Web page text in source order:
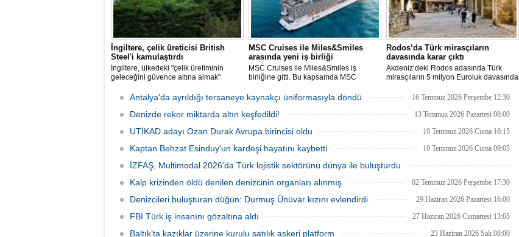
İngiltere, çelik üreticisi British
Steel'i kamulaştırdı
İngiltere, ülkedeki "çelik üretiminin
geleceğini güvence altına almak"
bünyesindeki çelik üreticisi British
Steel'i kamulaştırdı.
MSC Cruises ile Miles&Smiles
arasında yeni iş birliği
MSC Cruises ile Miles&Smiles iş
birliğine gitti. Bu kapsamda MSC
harcanan her 1 Euro için 1 mil kazanma
fırsatı sunulacak.
Rodos’da Türk mirasçıların
davasında karar çıktı
Akdeniz’deki Rodos adasında Türk
mirasçıların 5 milyon Euroluk davasında
Mahkemesi, 4,7 milyon euroluk
lehine karar verdi.
Antalya'da ayrıldığı tersaneye kaynakçı üniformasıyla döndü 16 Temmuz 2026 Perşembe 12:30
Denizde rekor miktarda altın keşfedildi! 13 Temmuz 2026 Pazartesi 08:00
UTİKAD adayı Ozan Durak Avrupa birincisi oldu 10 Temmuz 2026 Cuma 16:15
Kaptan Behzat Esinduy'un kardeşi hayatını kaybetti 10 Temmuz 2026 Cuma 09:05
İZFAŞ, Multimodal 2026'da Türk lojistik sektörünü dünya ile buluşturdu
08 Temmuz 2026 Çarşamba 11:00
Kalp krizinden öldü denilen denizcinin organları alınmış 02 Temmuz 2026 Perşembe 17:30
Denizcileri buluşturan düğün: Durmuş Ünüvar kızını evlendirdi 29 Haziran 2026 Pazartesi 16:00
FBI Türk iş insanını gözaltına aldı 27 Haziran 2026 Cumartesi 13:05
Baltık’ta kazıklar üzerine kurulu satılık askeri platform 23 Haziran 2026 Salı 08:00